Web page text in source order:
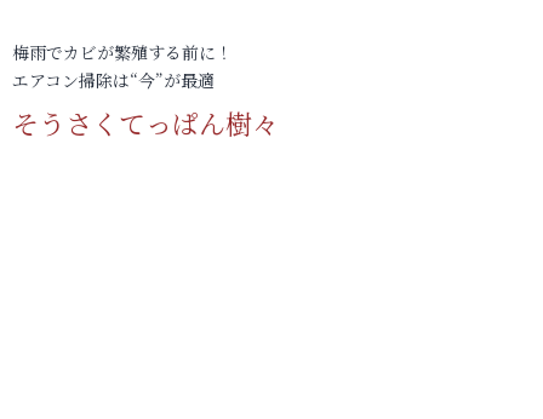
梅雨でカビが繁殖する前に！
エアコン掃除は“今”が最適
そうさくてっぱん樹々